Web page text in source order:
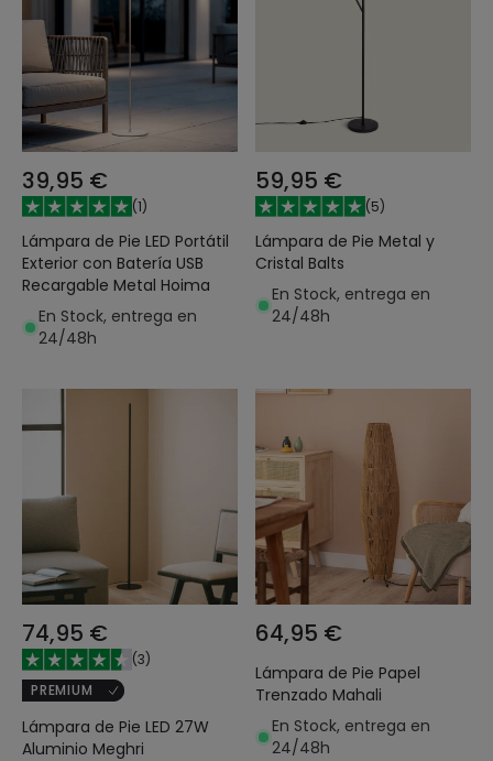
39,95 €
(1)
Lámpara de Pie LED Portátil
Exterior con Batería USB
Recargable Metal Hoima
En Stock, entrega en
24/48h
59,95 €
(5)
Lámpara de Pie Metal y
Cristal Balts
En Stock, entrega en
24/48h
74,95 €
(3)
PREMIUM
Lámpara de Pie LED 27W
Aluminio Meghri
64,95 €
Lámpara de Pie Papel
Trenzado Mahali
En Stock, entrega en
24/48h